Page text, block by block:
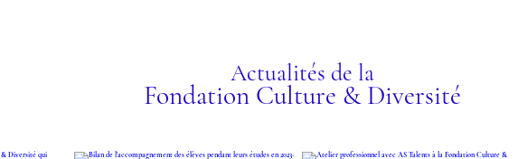
Actualités de la
Fondation Culture & Diversité